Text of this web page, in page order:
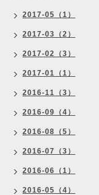
2017-05（1）
2017-03（2）
2017-02（3）
2017-01（1）
2016-11（3）
2016-09（4）
2016-08（5）
2016-07（3）
2016-06（1）
2016-05（4）